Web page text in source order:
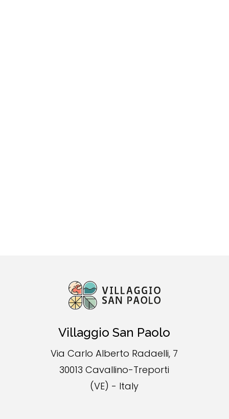
Villaggio San Paolo
Via Carlo Alberto Radaelli, 7
30013 Cavallino-Treporti
(VE) - Italy